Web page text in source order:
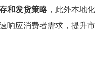
和发货策略，此外本地化
响应消费者需求，提升市